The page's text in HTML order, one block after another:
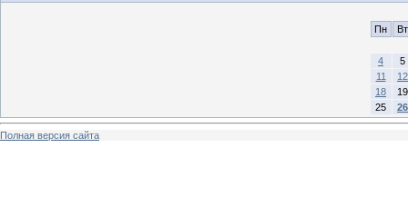
Пн Вт
4
5
11
12
18
19
25
26
Полная версия сайта